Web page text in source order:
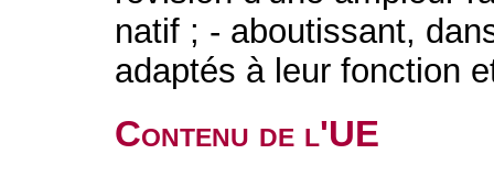
natif ; - aboutissant,
adaptés à leur fonction
Contenu de l'UE